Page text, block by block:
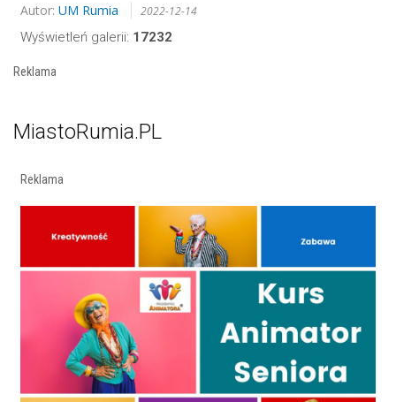
Autor: UM Rumia 2022-12-14
Wyświetleń galerii: 17232
Reklama
MiastoRumia.PL
Reklama